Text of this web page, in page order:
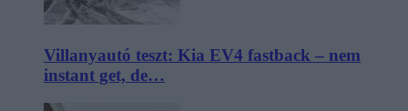
Villanyautó teszt: Kia EV4 fastback – nem
instant get, de…